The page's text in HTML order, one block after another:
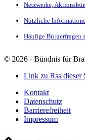
Netzwerke,
Nützliche
Häufige
© 2026 - Bündnis für
Link zu Rss dieser
Kontakt
Datenschutz
Barrierefreiheit
Impressum